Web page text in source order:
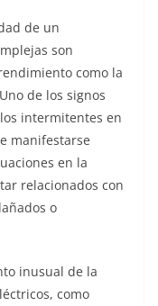
de un
son
como la
de los signos
intermitentes en
manifestarse
en la
relacionados con
o
inusual de la
como